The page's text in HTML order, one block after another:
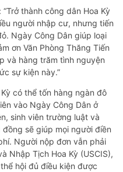
thành công dân Hoa Kỳ
người nhập cư, nhưng tiến
Ngày Công Dân giúp loại
ơn Văn Phòng Thăng Tiến
và hàng trăm tình nguyện
sự kiện này.”
có thể tốn hàng ngàn đô
vào Ngày Công Dân ở
sinh viên trường luật và
sẽ giúp mọi người điền
Người nộp đơn vẫn phải
Nhập Tịch Hoa Kỳ (USCIS),
hội đủ điều kiện được